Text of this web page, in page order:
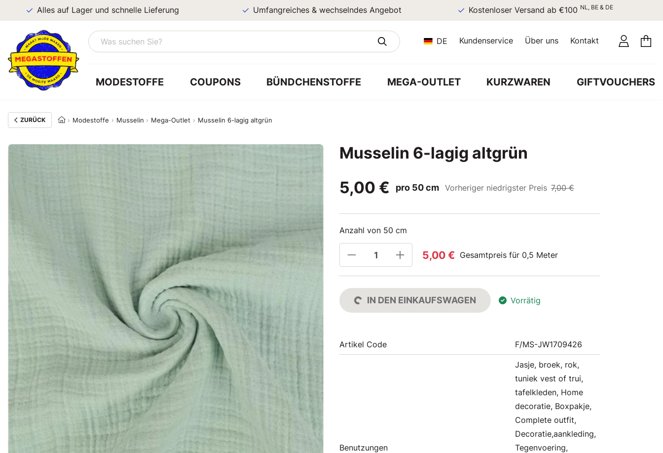
Alles auf Lager und schnelle Lieferung Umfangreiches & wechselndes Angebot Kostenloser Versand ab €100NL, BE & DE
DE Kundenservice Über uns Kontakt
MODESTOFFE COUPONS BÜNDCHENSTOFFE MEGA-OUTLET KURZWAREN GIFTVOUCHERS
ZURÜCK Modestoffe Musselin Mega-Outlet Musselin 6-lagig altgrün
Musselin 6-lagig altgrün
5,00 €
pro 50 cm Vorheriger niedrigster Preis 7,00 €
Anzahl von 50 cm
5,00 € Gesamtpreis für 0,5 Meter
IN DEN EINKAUFSWAGEN Vorrätig
Artikel Code F/MS-JW1709426
Benutzungen
Jasje, broek, rok,
tuniek vest of trui,
tafelkleden, Home
decoratie, Boxpakje,
Complete outfit,
Decoratie,aankleding,
Tegenvoering,